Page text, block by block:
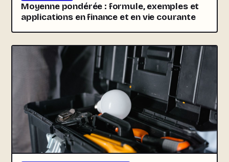
Moyenne pondérée : formule, exemples et
applications en finance et en vie courante